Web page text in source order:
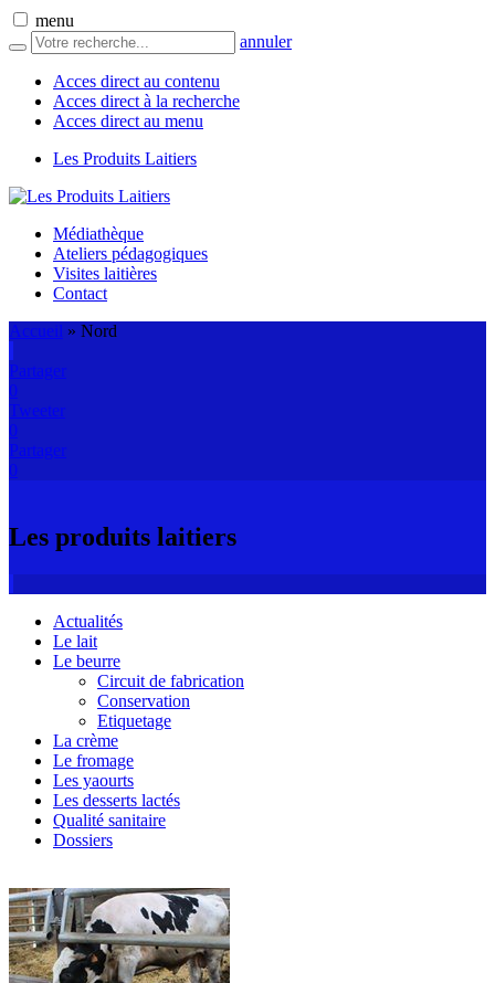
menu
annuler
Acces direct au contenu
Acces direct à la recherche
Acces direct au menu
Les Produits Laitiers
Médiathèque
Ateliers pédagogiques
Visites laitières
Contact
Accueil » Nord
Partager
0
Tweeter
0
Partager
0
Les produits laitiers
Actualités
Le lait
Le beurre
Circuit de fabrication
Conservation
Etiquetage
La crème
Le fromage
Les yaourts
Les desserts lactés
Qualité sanitaire
Dossiers